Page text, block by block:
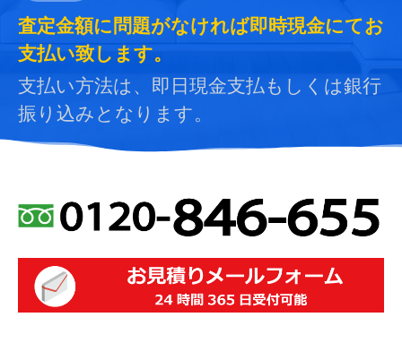
査定金額に問題がなければ即時現金にてお
支払い致します。
支払い方法は、即日現金支払もしくは銀行
振り込みとなります。